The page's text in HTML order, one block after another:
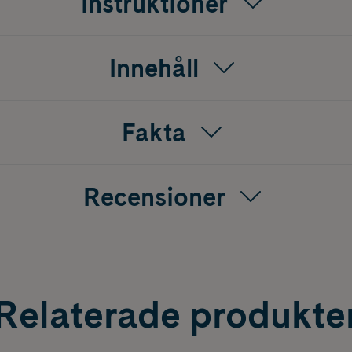
Innehåll
Fakta
Recensioner